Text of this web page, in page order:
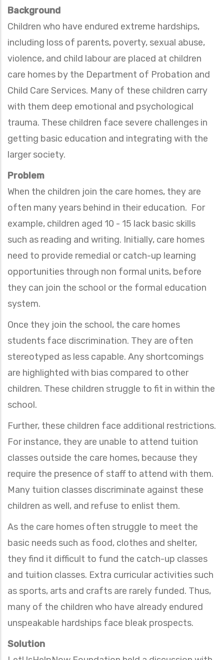
Background
Children who have endured extreme hardships,
including loss of parents, poverty, sexual abuse,
violence, and child labour are placed at children
care homes by the Department of Probation and
Child Care Services. Many of these children carry
with them deep emotional and psychological
trauma. These children face severe challenges in
getting basic education and integrating with the
larger society.
Problem
When the children join the care homes, they are
often many years behind in their education. For
example, children aged 10 - 15 lack basic skills
such as reading and writing. Initially, care homes
need to provide remedial or catch-up learning
opportunities through non formal units, before
they can join the school or the formal education
system.
Once they join the school, the care homes
students face discrimination. They are often
stereotyped as less capable. Any shortcomings
are highlighted with bias compared to other
children. These children struggle to fit in within the
school.
Further, these children face additional restrictions.
For instance, they are unable to attend tuition
classes outside the care homes, because they
require the presence of staff to attend with them.
Many tuition classes discriminate against these
children as well, and refuse to enlist them.
As the care homes often struggle to meet the
basic needs such as food, clothes and shelter,
they find it difficult to fund the catch-up classes
and tuition classes. Extra curricular activities such
as sports, arts and crafts are rarely funded. Thus,
many of the children who have already endured
unspeakable hardships face bleak prospects.
Solution